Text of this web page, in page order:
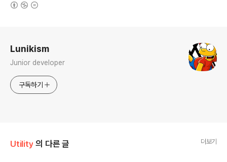
Lunikism
Junior developer
구독하기
Utility 의 다른 글 더보기